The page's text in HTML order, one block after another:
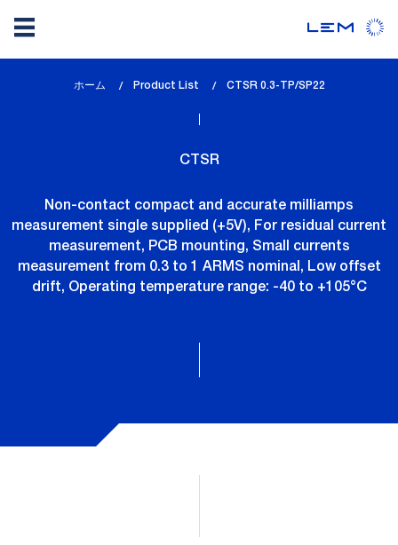
ツ
ホーム Product List
lem_current_page
CTSR 0.3-TP/SP22
CTSR
Non-contact compact and accurate milliamps
measurement single supplied (+5V), For residual current
measurement, PCB mounting, Small currents
measurement from 0.3 to 1 ARMS nominal, Low offset
drift, Operating temperature range: -40 to +105°C